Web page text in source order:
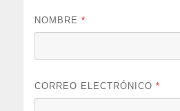
NOMBRE*
CORREO ELECTRÓNICO*